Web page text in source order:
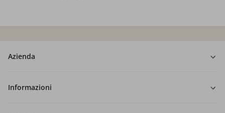
Azienda
Informazioni